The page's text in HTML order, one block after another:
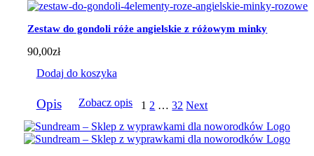
Zestaw do gondoli róże angielskie z różowym minky
90,00zł
Dodaj do koszyka
Opis Zobacz opis 1 2 … 32 Next